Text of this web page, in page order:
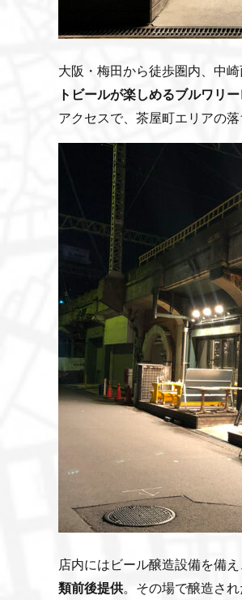
大阪・梅田から徒歩圏内、中
トビールが楽しめるブルワリ
アクセスで、茶屋町エリアの
店内にはビール醸造設備を備
類前後提供。その場で醸造さ